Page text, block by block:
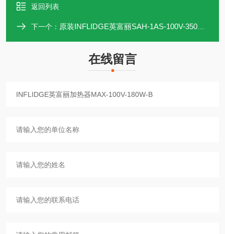
返回列表
下一个： 原装INFLIDGE英富丽SAH-1AS-100V-350W加热器
在线留言